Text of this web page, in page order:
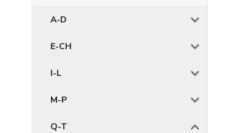
A-D
E-CH
I-L
M-P
Q-T